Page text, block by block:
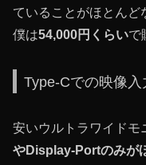
ていることがほとんど
僕は54,000円くらいで
Type-Cでの映像入
安いウルトラワイドモ
やDisplay-Portのみが